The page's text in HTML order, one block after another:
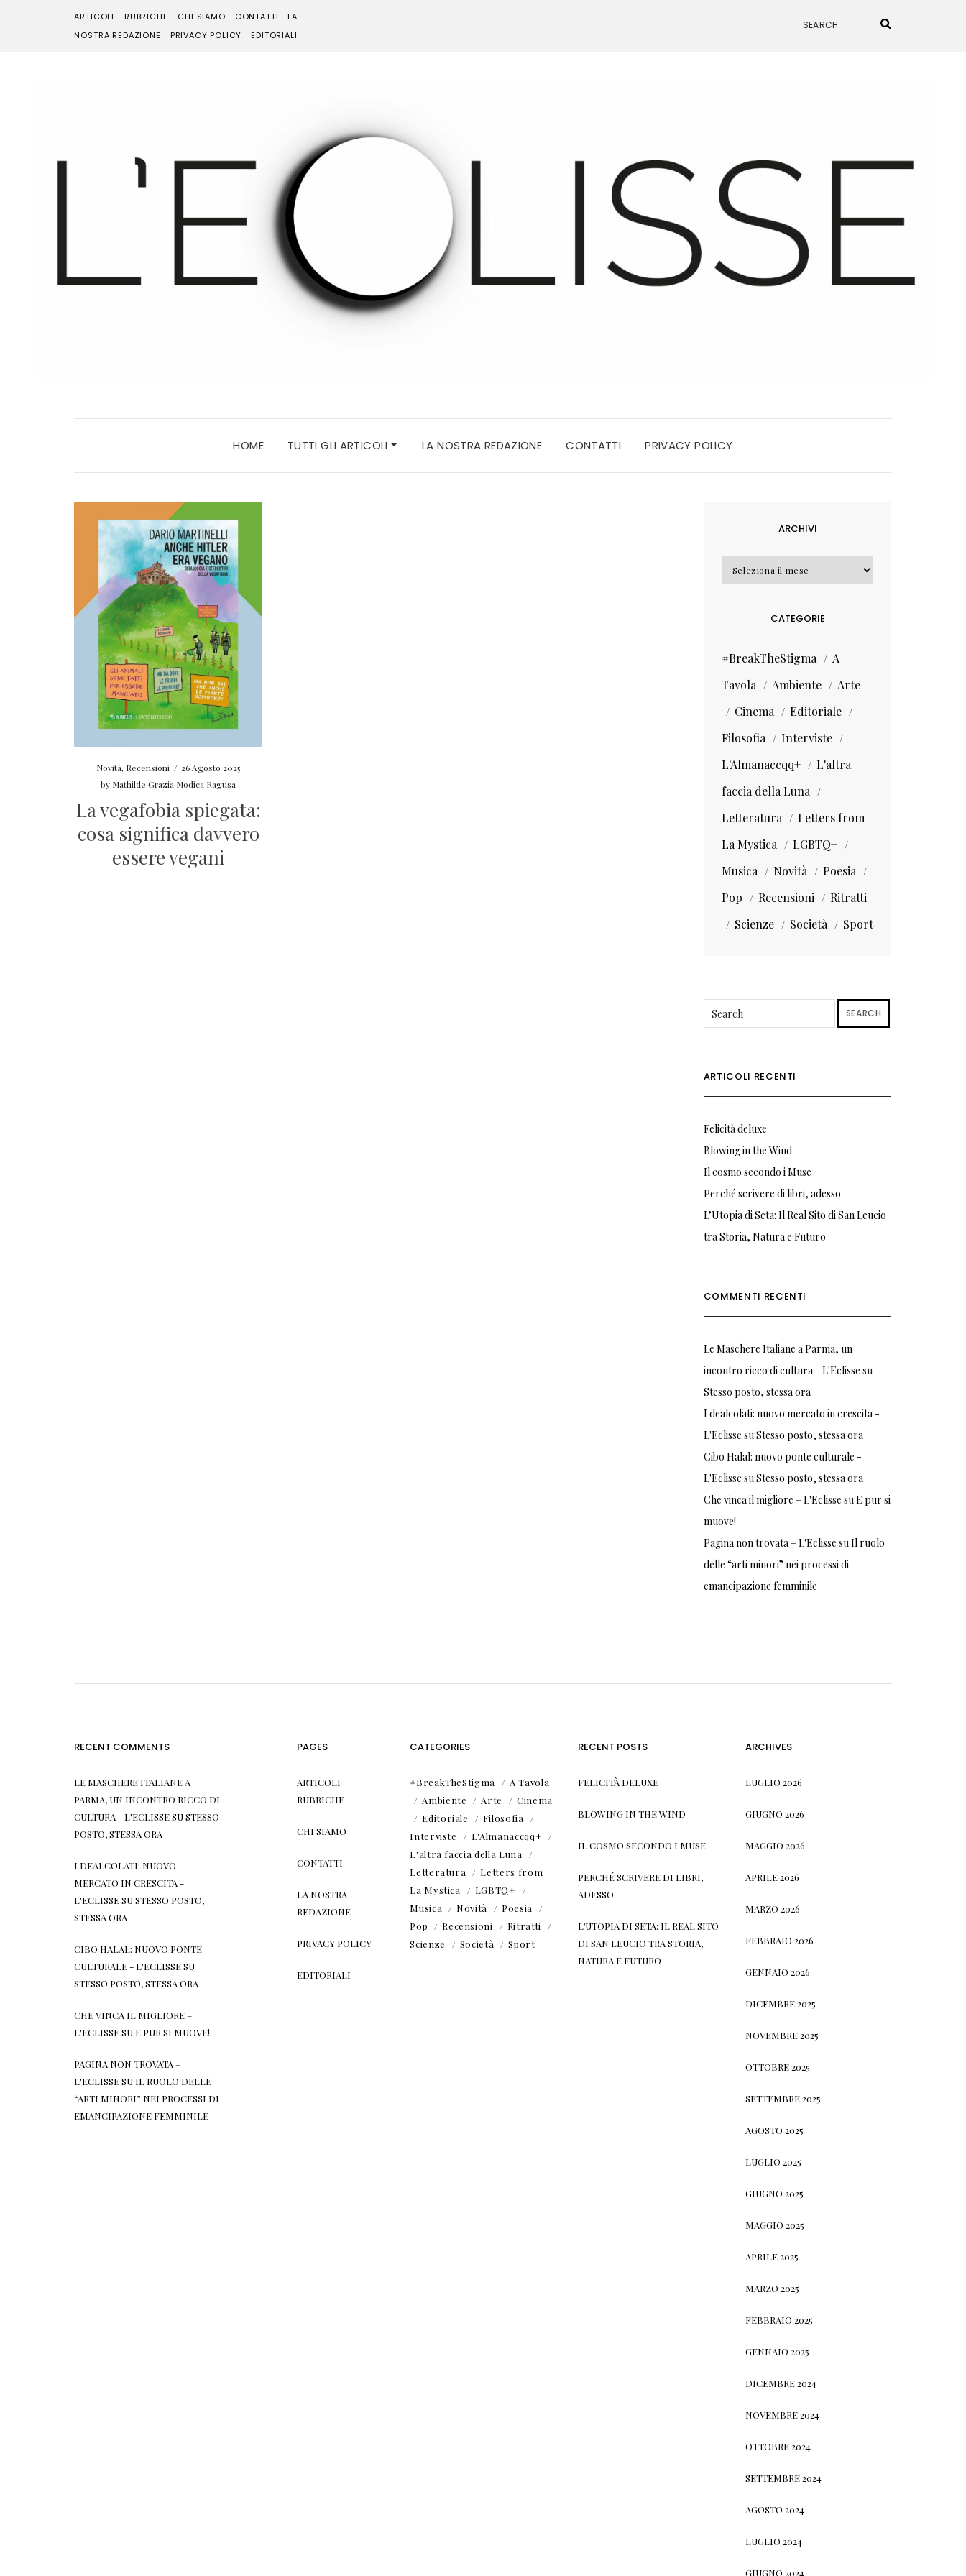
ARTICOLI RUBRICHE CHI SIAMO CONTATTI
LA
NOSTRA REDAZIONE
PRIVACY POLICY EDITORIALI
HOME TUTTI GLI ARTICOLI LA NOSTRA REDAZIONE CONTATTI PRIVACY POLICY
Novità, Recensioni / 26 Agosto 2025
by Mathilde Grazia Modica Ragusa
La vegafobia spiegata:
cosa significa davvero
essere vegani
ARCHIVI
Archivi
CATEGORIE
#BreakTheStigma
A
Tavola
Ambiente
Arte
Cinema
Editoriale
Filosofia
Interviste
L'Almanaccqq+
L'altra
faccia della Luna
Letteratura
Letters from
La Mystica
LGBTQ+
Musica
Novità
Poesia
Pop
Recensioni
Ritratti
Scienze
Società Sport
SEARCH
ARTICOLI RECENTI
Felicità deluxe
Blowing in the Wind
Il cosmo secondo i Muse
Perché scrivere di libri, adesso
L’Utopia di Seta: Il Real Sito di San Leucio
tra Storia, Natura e Futuro
COMMENTI RECENTI
Le Maschere Italiane a Parma, un
incontro ricco di cultura - L'Eclisse su
Stesso posto, stessa ora
I dealcolati: nuovo mercato in crescita -
L'Eclisse suStesso posto, stessa ora
Cibo Halal: nuovo ponte culturale -
L'Eclisse suStesso posto, stessa ora
Che vinca il migliore – L'Eclisse suE pur si
muove!
Pagina non trovata – L'Eclisse suIl ruolo
delle “arti minori” nei processi di
emancipazione femminile
RECENT COMMENTS
LE MASCHERE ITALIANE A
PARMA, UN INCONTRO RICCO DI
CULTURA - L'ECLISSESUSTESSO
POSTO, STESSA ORA
I DEALCOLATI: NUOVO
MERCATO IN CRESCITA -
L'ECLISSESUSTESSO POSTO,
STESSA ORA
CIBO HALAL: NUOVO PONTE
CULTURALE - L'ECLISSESU
STESSO POSTO, STESSA ORA
CHE VINCA IL MIGLIORE –
L'ECLISSESU E PUR SI MUOVE!
PAGINA NON TROVATA –
L'ECLISSESU IL RUOLO DELLE
“ARTI MINORI” NEI PROCESSI DI
EMANCIPAZIONE FEMMINILE
PAGES
ARTICOLI
RUBRICHE
CHI SIAMO
CONTATTI
LA NOSTRA
REDAZIONE
PRIVACY POLICY
EDITORIALI
CATEGORIES
#BreakTheStigma
A Tavola
Ambiente
Arte
Cinema
Editoriale
Filosofia
Interviste
L'Almanaccqq+
L'altra faccia della Luna
Letteratura
Letters from
La Mystica
LGBTQ+
Musica
Novità
Poesia
Pop
Recensioni
Ritratti
Scienze
Società Sport
RECENT POSTS
FELICITÀ DELUXE
BLOWING IN THE WIND
IL COSMO SECONDO I MUSE
PERCHÉ SCRIVERE DI LIBRI,
ADESSO
L’UTOPIA DI SETA: IL REAL SITO
DI SAN LEUCIO TRA STORIA,
NATURA E FUTURO
ARCHIVES
LUGLIO 2026
GIUGNO 2026
MAGGIO 2026
APRILE 2026
MARZO 2026
FEBBRAIO 2026
GENNAIO 2026
DICEMBRE 2025
NOVEMBRE 2025
OTTOBRE 2025
SETTEMBRE 2025
AGOSTO 2025
LUGLIO 2025
GIUGNO 2025
MAGGIO 2025
APRILE 2025
MARZO 2025
FEBBRAIO 2025
GENNAIO 2025
DICEMBRE 2024
NOVEMBRE 2024
OTTOBRE 2024
SETTEMBRE 2024
AGOSTO 2024
LUGLIO 2024
GIUGNO 2024